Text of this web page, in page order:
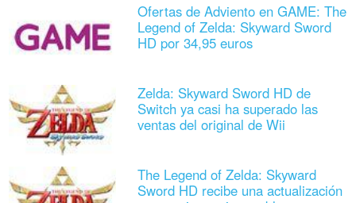
Ofertas de Adviento en GAME: The
Legend of Zelda: Skyward Sword
HD por 34,95 euros
Zelda: Skyward Sword HD de
Switch ya casi ha superado las
ventas del original de Wii
The Legend of Zelda: Skyward
Sword HD recibe una actualización